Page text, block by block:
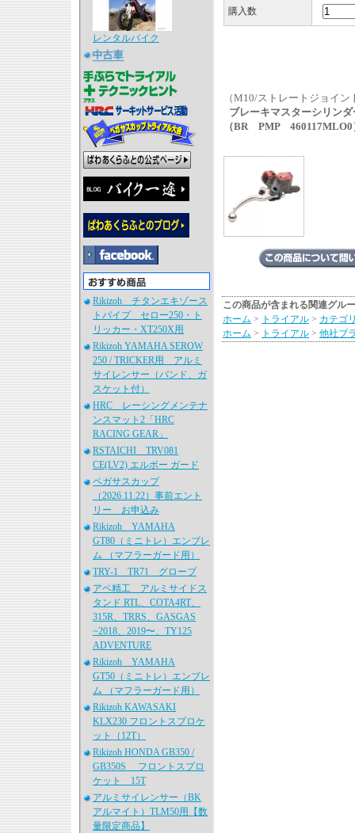
レンタルバイク
Rikizoh チタンエキゾース
トパイプ セロー250・ト
リッカー・XT250X用
Rikizoh YAMAHA SEROW
250 / TRICKER用 アルミ
サイレンサー（バンド、ガ
スケット付）
HRC レーシングメンテナ
ンスマット2「HRC
RACING GEAR」
RSTAICHI TRV081
CE(LV2) エルボー ガード
ペガサスカップ
（2026.11.22）事前エント
リー お申込み
Rikizoh YAMAHA
GT80（ミニトレ）エンブレ
ム （マフラーガード用）
TRY-1 TR71 グローブ
アベ精工 アルミサイドス
タンド RTL、COTA4RT、
315R、TRRS、GASGAS
~2018、2019〜、TY125
ADVENTURE
Rikizoh YAMAHA
GT50（ミニトレ）エンブレ
ム （マフラーガード用）
Rikizoh KAWASAKI
KLX230 フロントスプロケ
ット（12T）
Rikizoh HONDA GB350 /
GB350S フロントスプロ
ケット 15T
アルミサイレンサー（BK
アルマイト）TLM50用【数
量限定商品】
購入数
（M10/ストレートジョイ
ブレーキマスターシリンダ
（BR PMP 460117MLO0
この商品が含まれる関連グル
ホーム > トライアル > カテゴ
ホーム > トライアル > 他社ブ